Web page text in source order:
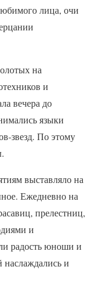
лица, очи
на
и
вечера до
языки
звезд. По этому
выставляло на
Ежедневно на
прелестниц,
и
радость юноши и
и